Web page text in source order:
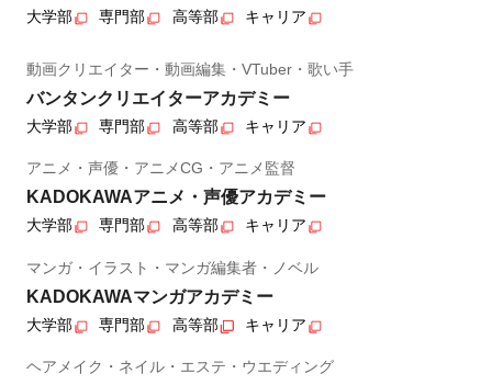
大学部 専門部 高等部 キャリア
動画クリエイター・動画編集・VTuber・歌い手
バンタンクリエイターアカデミー
大学部 専門部 高等部 キャリア
アニメ・声優・アニメCG・アニメ監督
KADOKAWAアニメ・声優アカデミー
大学部 専門部 高等部 キャリア
マンガ・イラスト・マンガ編集者・ノベル
KADOKAWAマンガアカデミー
大学部 専門部 高等部 キャリア
ヘアメイク・ネイル・エステ・ウエディング